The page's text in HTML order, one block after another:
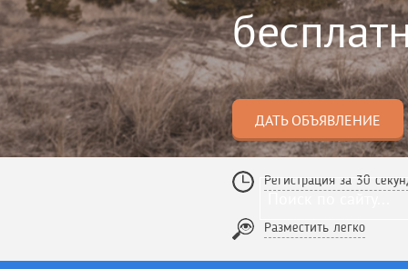
ДАТЬ ОБЪЯВЛЕНИЕ
Регистрация за 30
Разместить легко